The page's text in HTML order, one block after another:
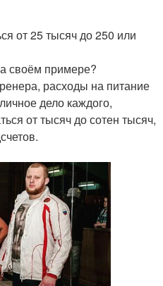
от 25 тысяч до 250 или
своём примере?
расходы на питание
дело каждого,
от тысяч до сотен тысяч,